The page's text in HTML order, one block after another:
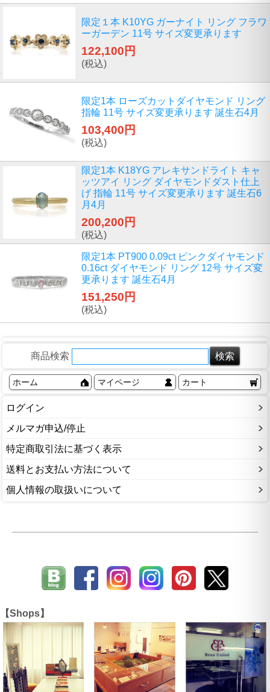
限定１本 K10YG ガーナイト リング フラワ
ーガーデン 11号 サイズ変更承ります
122,100円
(税込)
限定1本 ローズカットダイヤモンド リング
指輪 11号 サイズ変更承ります 誕生石4月
103,400円
(税込)
限定1本 K18YG アレキサンドライト キャ
ッツアイ リング ダイヤモンドダスト仕上
げ 指輪 11号 サイズ変更承ります 誕生石6
月4月
200,200円
(税込)
限定1本 PT900 0.09ct ピンクダイヤモンド
0.16ct ダイヤモンド リング 12号 サイズ変
更承ります 誕生石4月
151,250円
(税込)
商品検索
ホーム マイページ カート
ログイン
メルマガ申込/停止
特定商取引法に基づく表示
送料とお支払い方法について
個人情報の取扱いについて
【Shops】